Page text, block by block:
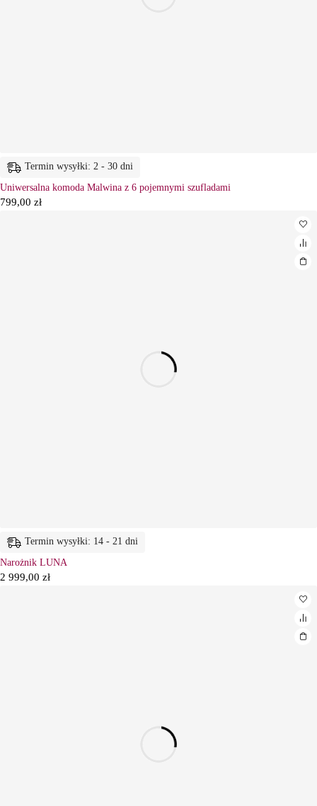
Termin wysyłki: 2 - 30 dni
Uniwersalna komoda Malwina z 6 pojemnymi szufladami
799,00 zł
Termin wysyłki: 14 - 21 dni
Narożnik LUNA
2 999,00 zł